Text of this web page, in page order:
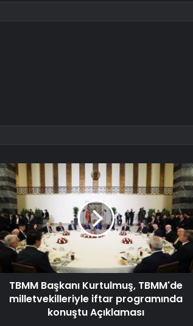
TBMM Başkanı Kurtulmuş, TBMM'de
milletvekilleriyle iftar programında
konuştu Açıklaması